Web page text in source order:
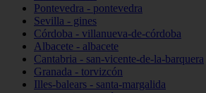
Pontevedra - pontevedra
Sevilla - gines
Córdoba - villanueva-de-córdoba
Albacete - albacete
Cantabria - san-vicente-de-la-barquera
Granada - torvizcón
Illes-balears - santa-margalida